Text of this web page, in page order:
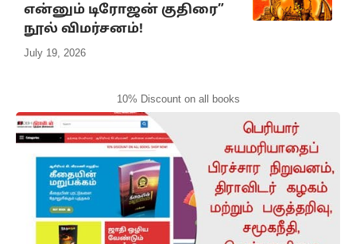
என்னும் டிரோஜன் குதிரை”
நூல் விமர்சனம்!
July 19, 2026
10% Discount on all books